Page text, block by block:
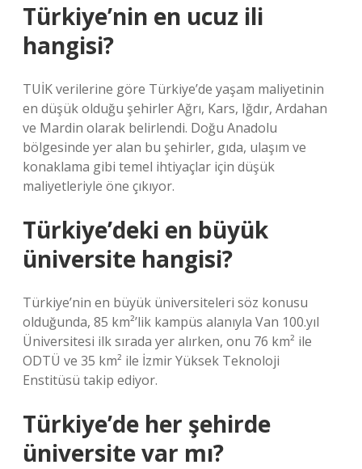
Türkiye’nin en ucuz ili
hangisi?
TUİK verilerine göre Türkiye’de yaşam maliyetinin
en düşük olduğu şehirler Ağrı, Kars, Iğdır, Ardahan
ve Mardin olarak belirlendi. Doğu Anadolu
bölgesinde yer alan bu şehirler, gıda, ulaşım ve
konaklama gibi temel ihtiyaçlar için düşük
maliyetleriyle öne çıkıyor.
Türkiye’deki en büyük
üniversite hangisi?
Türkiye’nin en büyük üniversiteleri söz konusu
olduğunda, 85 km²’lik kampüs alanıyla Van 100.yıl
Üniversitesi ilk sırada yer alırken, onu 76 km² ile
ODTÜ ve 35 km² ile İzmir Yüksek Teknoloji
Enstitüsü takip ediyor.
Türkiye’de her şehirde
üniversite var mı?